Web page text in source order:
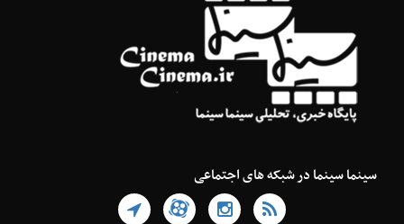
سینما سینما در شبکه های اجتماعی